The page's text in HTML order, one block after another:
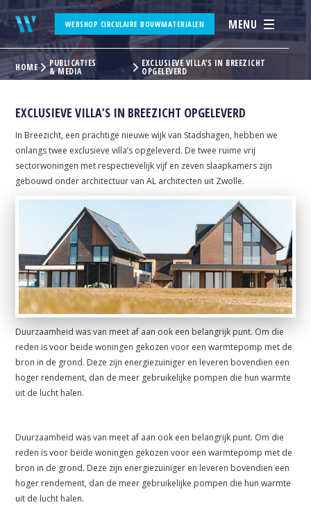
WEBSHOP CIRCULAIRE BOUWMATERIALEN MENU
HOME PUBLICATIES
& MEDIA
EXCLUSIEVE VILLA’S IN BREEZICHT
OPGELEVERD
EXCLUSIEVE VILLA’S IN BREEZICHT OPGELEVERD
In Breezicht, een prachtige nieuwe wijk van Stadshagen, hebben we
onlangs twee exclusieve villa’s opgeleverd. De twee ruime vrij
sectorwoningen met respectievelijk vijf en zeven slaapkamers zijn
gebouwd onder architectuur van AL architecten uit Zwolle.
Duurzaamheid was van meet af aan ook een belangrijk punt. Om die
reden is voor beide woningen gekozen voor een warmtepomp met de
bron in de grond. Deze zijn energiezuiniger en leveren bovendien een
hoger rendement, dan de meer gebruikelijke pompen die hun warmte
uit de lucht halen.
Duurzaamheid was van meet af aan ook een belangrijk punt. Om die
reden is voor beide woningen gekozen voor een warmtepomp met de
bron in de grond. Deze zijn energiezuiniger en leveren bovendien een
hoger rendement, dan de meer gebruikelijke pompen die hun warmte
uit de lucht halen.